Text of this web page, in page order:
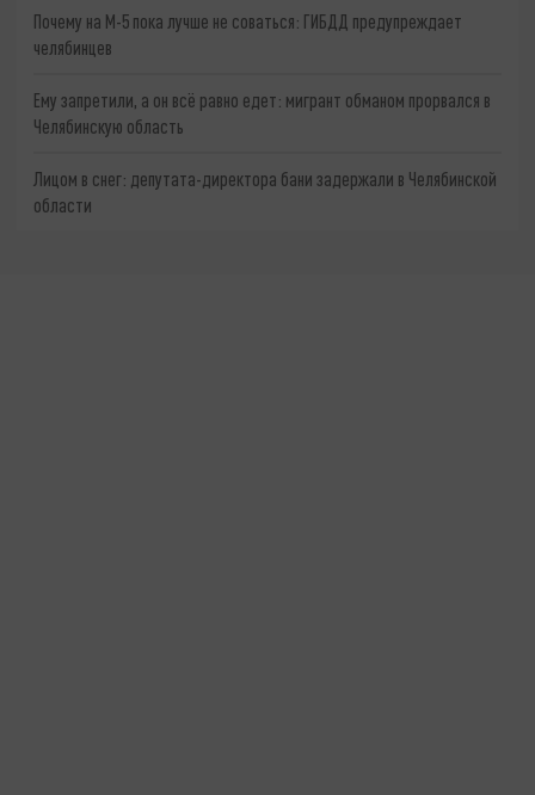
Почему на М-5 пока лучше не соваться: ГИБДД предупреждает
челябинцев
Ему запретили, а он всё равно едет: мигрант обманом прорвался в
Челябинскую область
Лицом в снег: депутата-директора бани задержали в Челябинской
области